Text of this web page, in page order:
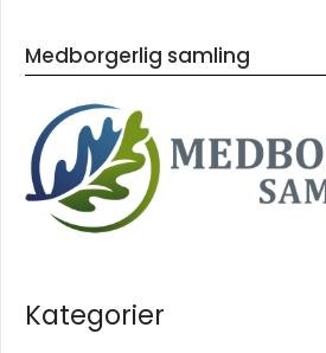
Medborgerlig samling
Kategorier